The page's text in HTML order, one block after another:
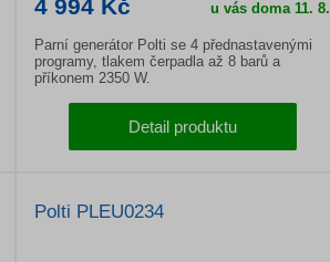
4 994 Kč
u vás doma 11. 8.
Parní generátor Polti se 4 přednastavenými
programy, tlakem čerpadla až 8 barů a
příkonem 2350 W.
Detail produktu
Polti PLEU0234